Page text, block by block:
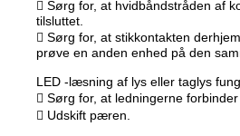
 Sørg for, at hvidbåndstråden af
tilsluttet.
 Sørg for, at stikkontakten
prøve en anden enhed på den
LED -læsning af lys eller taglys
 Sørg for, at ledningerne forbinder
 Udskift pæren.